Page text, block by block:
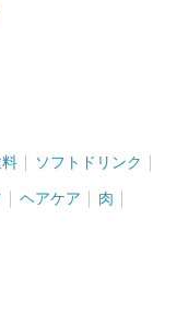
ソフトドリンク
ヘアケア 肉